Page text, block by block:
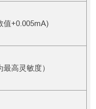
值+0.005mA)
最高灵敏度）